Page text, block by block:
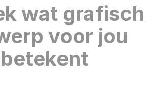
wat grafisch
voor jou
betekent